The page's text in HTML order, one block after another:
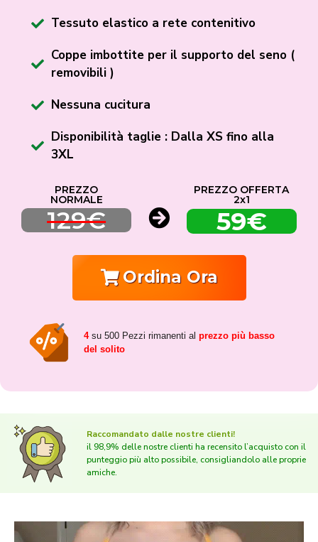
Tessuto elastico a rete contenitivo
Coppe imbottite per il supporto del seno (
removibili )
Nessuna cucitura
Disponibilità taglie : Dalla XS fino alla
3XL
PREZZO
NORMALE
129€
PREZZO OFFERTA
2x1
59€
Ordina Ora
4 su 500 Pezzi rimanenti al prezzo più basso
del solito
Raccomandato dalle nostre clienti!
il 98,9% delle nostre clienti ha recensito l’acquisto con il
punteggio più alto possibile, consigliandolo alle proprie
amiche.